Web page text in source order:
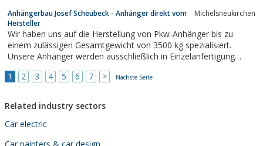
mit Rat und Tat zur Seite: von der Inspektion, über Reifen, bis
zum Kauf Ihres...
Anhängerbau Josef Scheubeck - Anhänger direkt vom
Hersteller
Michelsneukirchen
Wir haben uns auf die Herstellung von Pkw-Anhänger bis zu
einem zulässigen Gesamtgewicht von 3500 kg spezialisiert.
Unsere Anhänger werden ausschließlich in Einzelanfertigung
Wünschen und Erfordernissen unserer Kunden geplant und
1 2 3 4 5 6 7 > Nächste Seite
Related industry sectors
Car electric